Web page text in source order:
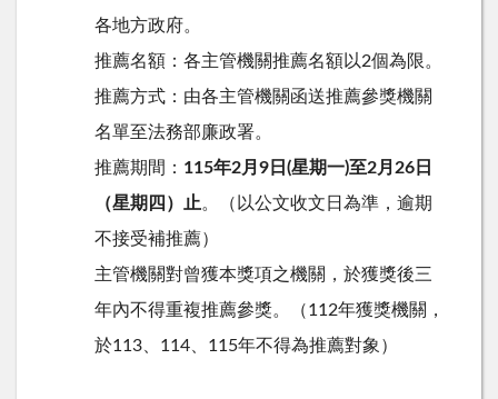
各地方政府。
推薦名額：各主管機關推薦名額以2個為限。
推薦方式：由各主管機關函送推薦參獎機關
名單至法務部廉政署。
推薦期間： 115年2月9日(星期一)至2月26日
（星期四）止。（以公文收文日為準，逾期
不接受補推薦）
主管機關對曾獲本獎項之機關，於獲獎後三
年內不得重複推薦參獎。（112年獲獎機關，
於113 114 115年不得為推薦對象）